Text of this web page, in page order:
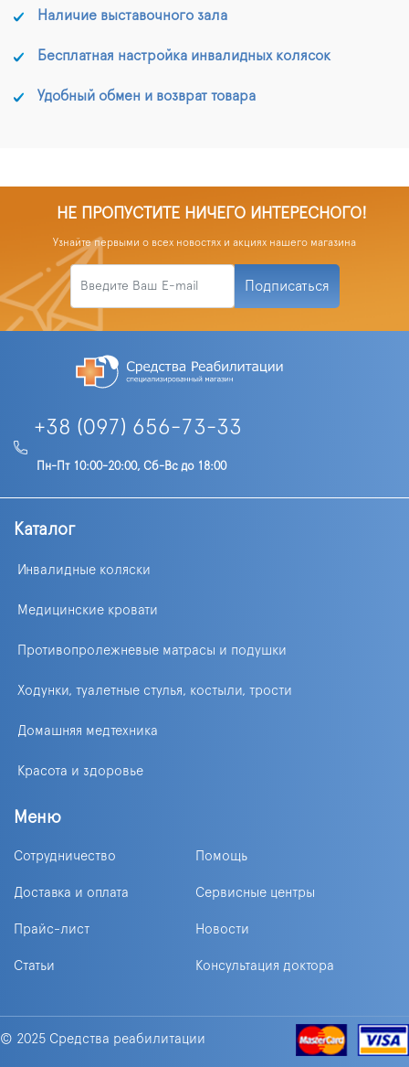
Наличие выставочного зала
Бесплатная настройка инвалидных колясок
Удобный обмен и возврат товара
НЕ ПРОПУСТИТЕ НИЧЕГО ИНТЕРЕСНОГО!
Узнайте первыми о всех новостях и акциях нашего магазина
Подписаться
+38 (097) 656-73-33
Пн-Пт 10:00-20:00, Сб-Вс до 18:00
Каталог
Инвалидные коляски
Медицинские кровати
Противопролежневые матрасы и подушки
Ходунки, туалетные стулья, костыли, трости
Домашняя медтехника
Красота и здоровье
Меню
Сотрудничество Помощь
Доставка и оплата Сервисные центры
Прайс-лист Новости
Статьи Консультация доктора
© 2025 Средства реабилитации